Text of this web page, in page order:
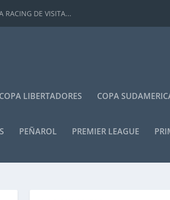
RACING DE VISITA...
COPA LIBERTADORES COPA
PEÑAROL PREMIER LEAGUE